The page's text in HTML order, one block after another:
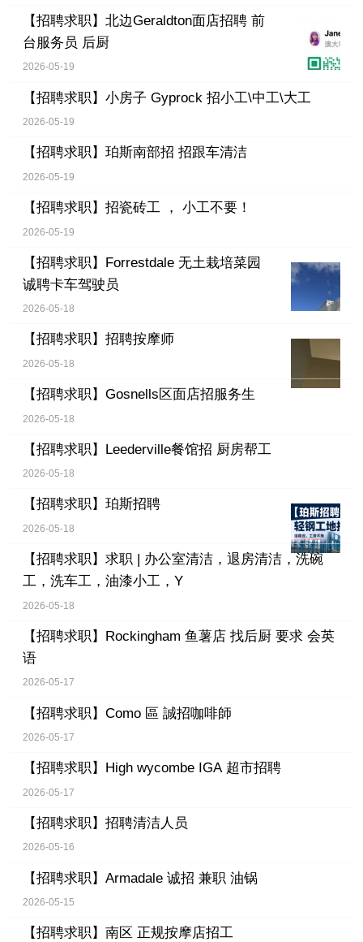
【招聘求职】 北边Geraldton面店招聘 前
台服务员 后厨
2026-05-19
【招聘求职】 小房子 Gyprock 招小工\中工\大工
2026-05-19
【招聘求职】 珀斯南部招 招跟车清洁
2026-05-19
【招聘求职】 招瓷砖工 ， 小工不要！
2026-05-19
【招聘求职】 Forrestdale 无土栽培菜园
诚聘卡车驾驶员
2026-05-18
【招聘求职】 招聘按摩师
2026-05-18
【招聘求职】 Gosnells区面店招服务生
2026-05-18
【招聘求职】 Leederville餐馆招 厨房帮工
2026-05-18
【招聘求职】 珀斯招聘
2026-05-18
【招聘求职】 求职 | 办公室清洁，退房清洁，洗碗
工，洗车工，油漆小工，Y
2026-05-18
【招聘求职】 Rockingham 鱼薯店 找后厨 要求 会英
语
2026-05-17
【招聘求职】 Como 區 誠招咖啡師
2026-05-17
【招聘求职】 High wycombe IGA 超市招聘
2026-05-17
【招聘求职】 招聘清洁人员
2026-05-16
【招聘求职】 Armadale 诚招 兼职 油锅
2026-05-15
【招聘求职】 南区 正规按摩店招工